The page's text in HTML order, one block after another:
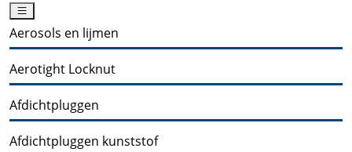
Aerosols en lijmen
Aerotight Locknut
Afdichtpluggen
Afdichtpluggen kunststof